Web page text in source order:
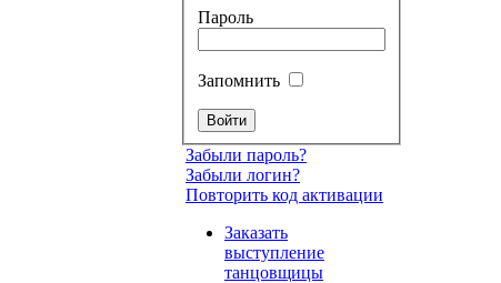
Пароль
Запомнить
Забыли пароль?
Забыли логин?
Повторить код активации
Заказать
выступление
танцовщицы